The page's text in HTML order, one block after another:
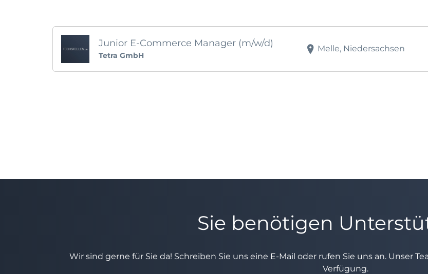
Junior E-Commerce Manager (m/w/d)
Tetra GmbH
Melle, Niedersachsen
Sie benötigen
Wir sind gerne für Sie da! Schreiben Sie uns eine E-Mail oder rufen Sie uns an. Unser
Verfügung.